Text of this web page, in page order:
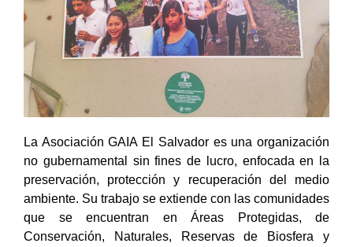
La Asociación GAIA El Salvador es una organización
no gubernamental sin fines de lucro, enfocada en la
preservación, protección y recuperación del medio
ambiente. Su trabajo se extiende con las comunidades
que se encuentran en Áreas Protegidas, de
Conservación, Naturales, Reservas de Biosfera y